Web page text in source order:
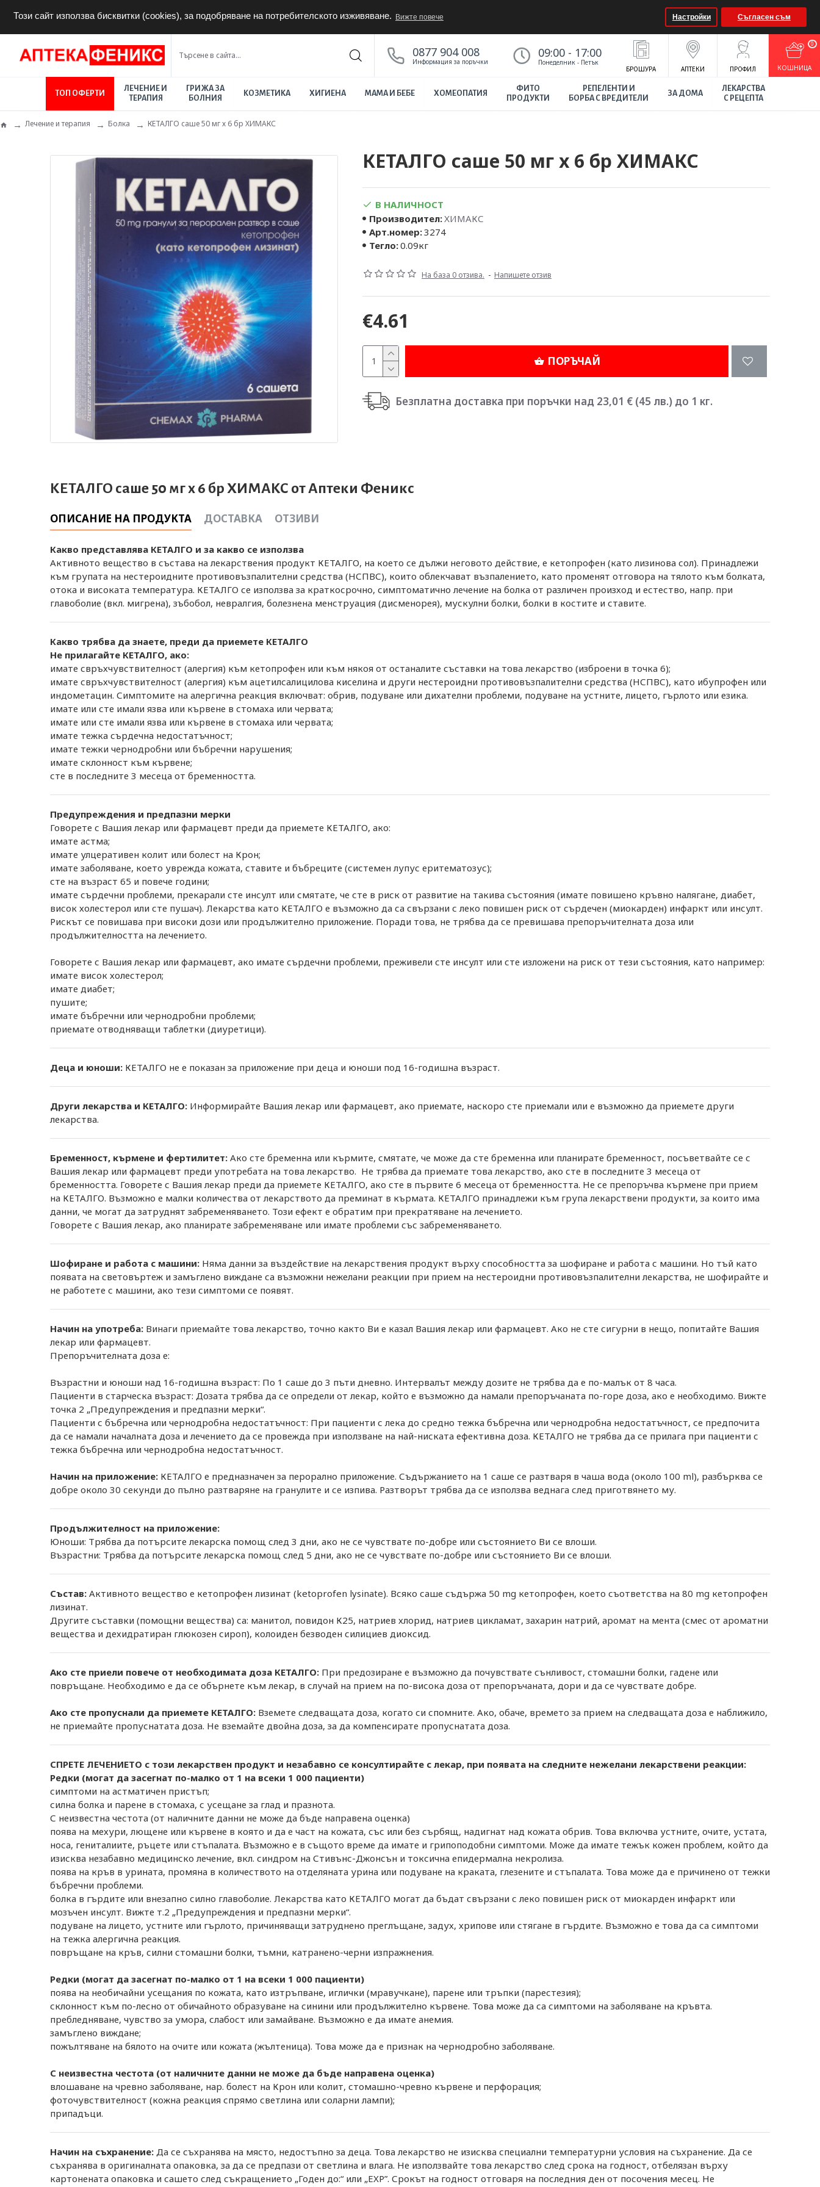
Този сайт използва бисквитки (cookies), за подобряване на потребителското изживяване. Вижте повече Настройки Съгласен съм
0877 904 008
Информация за поръчки
09:00 - 17:00
Понеделник - Петък
БРОШУРА АПТЕКИ ПРОФИЛ КOШНИЦА
0
ТОП ОФЕРТИ
ЛЕЧЕНИЕ И
ТЕРАПИЯ
ГРИЖА ЗА
БОЛНИЯ
КОЗМЕТИКА ХИГИЕНА МАМА И БЕБЕ ХОМЕОПАТИЯ
ФИТО
ПРОДУКТИ
РЕПЕЛЕНТИ И
БОРБА С ВРЕДИТЕЛИ
ЗА ДОМА
ЛЕКАРСТВА
С РЕЦЕПТА
Лечение и терапия Болка КЕТАЛГО саше 50 мг х 6 бр ХИМАКС
КЕТАЛГО саше 50 мг х 6 бр ХИМАКС
В НАЛИЧНОСТ
Производител:ХИМАКС
Арт.номер:3274
Тегло:0.09кг
На база 0 отзива. - Напишете отзив
€4.61
ПОРЪЧАЙ
Безплатна доставка при поръчки над 23,01 € (45 лв.) до 1 кг.
КЕТАЛГО саше 50 мг х 6 бр ХИМАКС от Аптеки Феникс
ОПИСАНИЕ НА ПРОДУКТА ДОСТАВКА ОТЗИВИ
Какво представлява КЕТАЛГО и за какво се използва
Активното вещество в състава на лекарствения продукт КЕТАЛГО, на което се дължи неговото действие, е кетопрофен (като лизинова сол). Принадлежи
към групата на нестероидните противовъзпалителни средства (НСПВС), които облекчават възпалението, като променят отговора на тялото към болката,
отока и високата температура. КЕТАЛГО се използва за краткосрочно, симптоматично лечение на болка от различен произход и естество, напр. при
главоболие (вкл. мигрена), зъбобол, невралгия, болезнена менструация (дисменорея), мускулни болки, болки в костите и ставите.
Какво трябва да знаете, преди да приемете КЕТАЛГО
Не прилагайте КЕТАЛГО, ако:
имате свръхчувствителност (алергия) към кетопрофен или към някоя от останалите съставки на това лекарство (изброени в точка 6);
имате свръхчувствителност (алергия) към ацетилсалицилова киселина и други нестероидни противовъзпалителни средства (НСПВС), като ибупрофен или
индометацин. Симптомите на алергична реакция включват: обрив, подуване или дихателни проблеми, подуване на устните, лицето, гърлото или езика.
имате или сте имали язва или кървене в стомаха или червата;
имате или сте имали язва или кървене в стомаха или червата;
имате тежка сърдечна недостатъчност;
имате тежки чернодробни или бъбречни нарушения;
имате склонност към кървене;
сте в последните 3 месеца от бременността.
Предупреждения и предпазни мерки
Говорете с Вашия лекар или фармацевт преди да приемете КЕТАЛГО, ако:
имате астма;
имате улцеративен колит или болест на Крон;
имате заболяване, което уврежда кожата, ставите и бъбреците (системен лупус еритематозус);
сте на възраст 65 и повече години;
имате сърдечни проблеми, прекарали сте инсулт или смятате, че сте в риск от развитие на такива състояния (имате повишено кръвно налягане, диабет,
висок холестерол или сте пушач). Лекарства като КЕТАЛГО е възможно да са свързани с леко повишен риск от сърдечен (миокарден) инфаркт или инсулт.
Рискът се повишава при високи дози или продължително приложение. Поради това, не трябва да се превишава препоръчителната доза или
продължителността на лечението.
Говорете с Вашия лекар или фармацевт, ако имате сърдечни проблеми, преживели сте инсулт или сте изложени на риск от тези състояния, като например:
имате висок холестерол;
имате диабет;
пушите;
имате бъбречни или чернодробни проблеми;
приемате отводняващи таблетки (диуретици).
Деца и юноши: КЕТАЛГО не е показан за приложение при деца и юноши под 16-годишна възраст.
Други лекарства и КЕТАЛГО: Информирайте Вашия лекар или фармацевт, ако приемате, наскоро сте приемали или е възможно да приемете други
лекарства.
Бременност, кърмене и фертилитет: Ако сте бременна или кърмите, смятате, че може да сте бременна или планирате бременност, посъветвайте се с
Вашия лекар или фармацевт преди употребата на това лекарство. Не трябва да приемате това лекарство, ако сте в последните 3 месеца от
бременността. Говорете с Вашия лекар преди да приемете КЕТАЛГО, ако сте в първите 6 месеца от бременността. Не се препоръчва кърмене при прием
на КЕТАЛГО. Възможно е малки количества от лекарството да преминат в кърмата. КЕТАЛГО принадлежи към група лекарствени продукти, за които има
данни, че могат да затруднят забременяването. Този ефект е обратим при прекратяване на лечението.
Говорете с Вашия лекар, ако планирате забременяване или имате проблеми със забременяването.
Шофиране и работа с машини: Няма данни за въздействие на лекарствения продукт върху способността за шофиране и работа с машини. Но тъй като
появата на световъртеж и замъглено виждане са възможни нежелани реакции при прием на нестероидни противовъзпалителни лекарства, не шофирайте и
не работете с машини, ако тези симптоми се появят.
Начин на употреба: Винаги приемайте това лекарство, точно както Ви е казал Вашия лекар или фармацевт. Ако не сте сигурни в нещо, попитайте Вашия
лекар или фармацевт.
Препоръчителната доза е:
Възрастни и юноши над 16-годишна възраст: По 1 саше до 3 пъти дневно. Интервалът между дозите не трябва да е по-малък от 8 часа.
Пациенти в старческа възраст: Дозата трябва да се определи от лекар, който е възможно да намали препоръчаната по-горе доза, ако е необходимо. Вижте
точка 2 „Предупреждения и предпазни мерки“.
Пациенти с бъбречна или чернодробна недостатъчност: При пациенти с лека до средно тежка бъбречна или чернодробна недостатъчност, се предпочита
да се намали началната доза и лечението да се провежда при използване на най-ниската ефективна доза. КЕТАЛГО не трябва да се прилага при пациенти с
тежка бъбречна или чернодробна недостатъчност.
Начин на приложение: КЕТАЛГО е предназначен за перорално приложение. Съдържанието на 1 саше се разтваря в чаша вода (около 100 ml), разбърква се
добре около 30 секунди до пълно разтваряне на гранулите и се изпива. Разтворът трябва да се използва веднага след приготвянето му.
Продължителност на приложение:
Юноши: Трябва да потърсите лекарска помощ след 3 дни, ако не се чувствате по-добре или състоянието Ви се влоши.
Възрастни: Трябва да потърсите лекарска помощ след 5 дни, ако не се чувствате по-добре или състоянието Ви се влоши.
Състав: Активното вещество е кетопрофен лизинат (ketoprofen lysinate). Всяко саше съдържа 50 mg кетопрофен, което съответства на 80 mg кетопрофен
лизинат.
Другите съставки (помощни вещества) са: манитол, повидон К25, натриев хлорид, натриев цикламат, захарин натрий, аромат на мента (смес от ароматни
вещества и дехидратиран глюкозен сироп), колоиден безводен силициев диоксид.
Ако сте приели повече от необходимата доза КЕТАЛГО: При предозиране е възможно да почувствате сънливост, стомашни болки, гадене или
повръщане. Необходимо е да се обърнете към лекар, в случай на прием на по-висока доза от препоръчаната, дори и да се чувствате добре.
Ако сте пропуснали да приемете КЕТАЛГО: Вземете следващата доза, когато си спомните. Ако, обаче, времето за прием на следващата доза е наближило,
не приемайте пропуснатата доза. Не вземайте двойна доза, за да компенсирате пропуснатата доза.
СПРЕТЕ ЛЕЧЕНИЕТО с този лекарствен продукт и незабавно се консултирайте с лекар, при появата на следните нежелани лекарствени реакции:
Редки (могат да засегнат по-малко от 1 на всеки 1 000 пациенти)
симптоми на астматичен пристъп;
силна болка и парене в стомаха, с усещане за глад и празнота.
С неизвестна честота (от наличните данни не може да бъде направена оценка)
поява на мехури, лющене или кървене в която и да е част на кожата, със или без сърбящ, надигнат над кожата обрив. Това включва устните, очите, устата,
носа, гениталиите, ръцете или стъпалата. Възможно е в същото време да имате и грипоподобни симптоми. Може да имате тежък кожен проблем, който да
изисква незабавно медицинско лечение, вкл. синдром на Стивънс-Джонсън и токсична епидермална некролиза.
поява на кръв в урината, промяна в количеството на отделяната урина или подуване на краката, глезените и стъпалата. Това може да е причинено от тежки
бъбречни проблеми.
болка в гърдите или внезапно силно главоболие. Лекарства като КЕТАЛГО могат да бъдат свързани с леко повишен риск от миокарден инфаркт или
мозъчен инсулт. Вижте т.2 „Предупреждения и предпазни мерки“.
подуване на лицето, устните или гърлото, причиняващи затруднено преглъщане, задух, хрипове или стягане в гърдите. Възможно е това да са симптоми
на тежка алергична реакция.
повръщане на кръв, силни стомашни болки, тъмни, катранено-черни изпражнения.
Редки (могат да засегнат по-малко от 1 на всеки 1 000 пациенти)
поява на необичайни усещания по кожата, като изтръпване, иглички (мравучкане), парене или тръпки (парестезия);
склонност към по-лесно от обичайното образуване на синини или продължително кървене. Това може да са симптоми на заболяване на кръвта.
пребледняване, чувство за умора, слабост или замайване. Възможно е да имате анемия.
замъглено виждане;
пожълтяване на бялото на очите или кожата (жълтеница). Това може да е признак на чернодробно заболяване.
С неизвестна честота (от наличните данни не може да бъде направена оценка)
влошаване на чревно заболяване, нар. болест на Крон или колит, стомашно-чревно кървене и перфорация;
фоточувствителност (кожна реакция спрямо светлина или соларни лампи);
припадъци.
Начин на съхранение: Да се съхранява на място, недостъпно за деца. Това лекарство не изисква специални температурни условия на съхранение. Да се
съхранява в оригиналната опаковка, за да се предпази от светлина и влага. Не използвайте това лекарство след срока на годност, отбелязан върху
картонената опаковка и сашето след съкращението „Годен до:“ или „EXP”. Срокът на годност отговаря на последния ден от посочения месец. Не